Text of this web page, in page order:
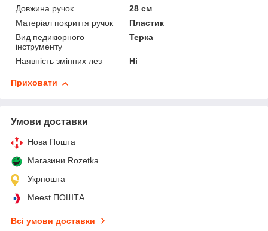
Довжина ручок
28 см
Матеріал покриття ручок
Пластик
Вид педикюрного
інструменту
Терка
Наявність змінних лез Ні
Приховати
Умови доставки
Нова Пошта
Магазини Rozetka
Укрпошта
Meest ПОШТА
Всі умови доставки